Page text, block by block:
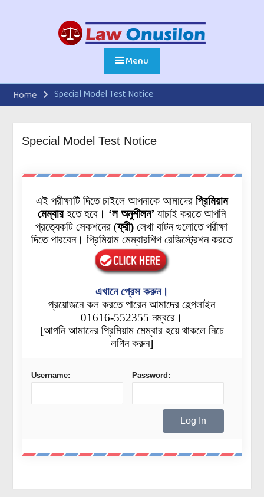
Menu
Home Special Model Test Notice
Special Model Test Notice
এই পরীক্ষাটি দিতে চাইলে আপনাকে আমাদের প্রিমিয়াম
মেম্বারহতে হবে। ‘ল অনুশীলন’ যাচাই করতে আপনি
প্রত্যেকটিসেকশনের (ফ্রী) লেখা বাটন গুলোতে পরীক্ষা
দিতে পারবেন। প্রিমিয়াম মেম্বারশিপ রেজিস্ট্রেশন করতে
এখানে প্রেস করুন।
প্রয়োজনে কল করতে পারেন আমাদের হেল্পলাইন
01616-552355 নম্বরে।
[আপনি আমাদের প্রিমিয়াম মেম্বার হয়ে থাকলে নিচে
লগিন করুন]
Username: Password: